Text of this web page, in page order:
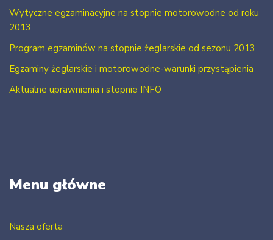
Wytyczne egzaminacyjne na stopnie motorowodne od roku
2013
Program egzaminów na stopnie żeglarskie od sezonu 2013
Egzaminy żeglarskie i motorowodne-warunki przystąpienia
Aktualne uprawnienia i stopnie INFO
Menu główne
Nasza oferta